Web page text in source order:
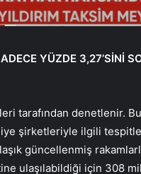
YÜZDE 3,27’SİNİ
tarafından denetlenir.
şirketleriyle ilgili
güncellenmiş
ulaşılabildiği için 308